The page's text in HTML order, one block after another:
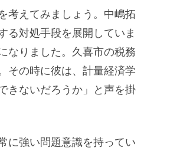
考えてみましょう。中嶋拓
る対処手段を展開していま
なりました。久喜市の税務
その時に彼は、計量経済学
きないだろうか」と声を掛
に強い問題意識を持ってい